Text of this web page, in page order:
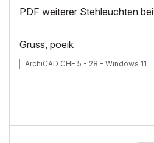
PDF weiterer Stehleuchten bei
Gruss, poeik
ArchiCAD CHE 5 - 28 - Windows 11